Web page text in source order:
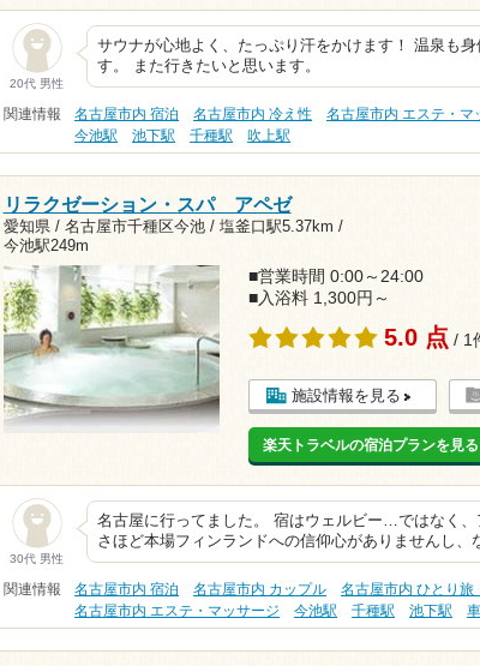
20代 男性
サウナが心地よく、たっぷり汗をかけます！ 温泉も
す。 また行きたいと思います。
関連情報 名古屋市内 宿泊 名古屋市内 冷え性 名古屋市内 エステ・マ
今池駅
池下駅 千種駅 吹上駅
リラクゼーション・スパ アペゼ
愛知県 / 名古屋市千種区今池 / 塩釜口駅5.37km /
今池駅249m
■営業時間 0:00～24:00
■入浴料 1,300円～
5.0 点 / 1
施設情報を見る
楽天トラベルの宿泊プランを見る
30代 男性
名古屋に行ってました。 宿はウェルビー…ではなく
さほど本場フィンランドへの信仰心がありませんし
関連情報 名古屋市内 宿泊 名古屋市内 カップル
名古屋市内 ひとり旅
名古屋市内 エステ・マッサージ
今池駅 千種駅 池下駅